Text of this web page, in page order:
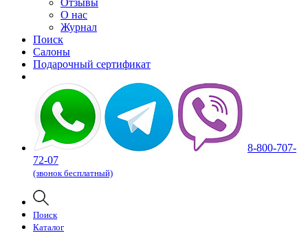
Отзывы
О нас
Журнал
Поиск
Салоны
Подарочный сертификат
8-800-707-
72-07
(звонок бесплатный)
Поиск
Каталог